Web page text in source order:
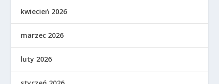
kwiecień 2026
marzec 2026
luty 2026